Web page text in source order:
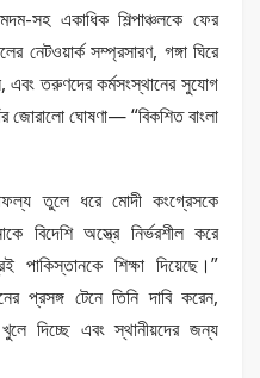
সহ একাধিক শিল্পাঞ্চলকে ফের
নেটওয়ার্ক সম্প্রসারণ, গঙ্গা ঘিরে
তরুণদের কর্মসংস্থানের সুযোগ
জোরালো ঘোষণা— “বিকশিত বাংলা
তুলে ধরে মোদী কংগ্রেসকে
বিদেশি অস্ত্রে নির্ভরশীল করে
পাকিস্তানকে শিক্ষা দিয়েছে।”
প্রসঙ্গ টেনে তিনি দাবি করেন,
দিচ্ছে এবং স্থানীয়দের জন্য